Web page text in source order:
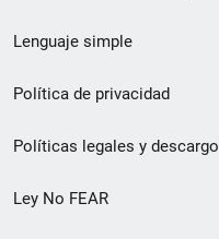
de
pie
de
página
Lenguaje simple
Política de privacidad
Políticas legales y
Ley No FEAR